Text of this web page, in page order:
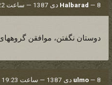
Halbarad — 8 دی 1387 — ساعت 19:22
دوستان نگفتن، موافقن
ulmo — 8 دی 1387 — ساعت 19:23